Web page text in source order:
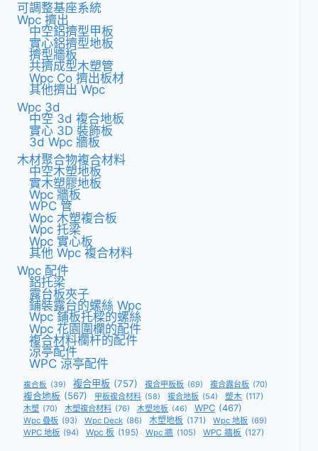
可調整基座系統
Wpc 擠出
中空鋁擠型甲板
實心鋁擠型地板
擠型牆板
共擠成型木塑管
Wpc Co 擠出板材
其他擠出 Wpc
Wpc 3d
中空 3d 複合地板
實心 3D 裝飾板
3d Wpc 牆板
木材聚合物複合材料
中空木塑地板
實木塑膠地板
Wpc 牆板
WPC 管
Wpc 木塑複合板
Wpc 托梁
Wpc 實心板
其他 Wpc 複合材料
Wpc 配件
鋁托梁
露台板夾子
鋪裝露台的螺絲 Wpc
Wpc 鋪板托樑的螺絲
Wpc 花園圍欄的配件
複合材料欄杆的配件
涼亭配件
WPC 涼亭配件
複合板 (39) 複合甲板 (757) 複合甲板板 (69) 複合露台板 (70)
複合地板 (567) 甲板複合材料 (58) 複合地板 (54) 塑木 (117)
木塑 (70) 木塑複合材料 (76) 木塑地板 (46) WPC (467)
Wpc 疊板 (93) Wpc Deck (86) 木塑地板 (171) Wpc 地板 (69)
WPC 地板 (94) Wpc 板 (195) Wpc 牆 (105) WPC 牆板 (127)